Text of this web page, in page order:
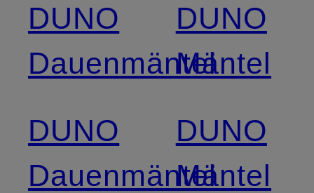
DUNO
Dauenmäntel
DUNO
Dauenmäntel
DUNO
Mäntel
DUNO
Mäntel